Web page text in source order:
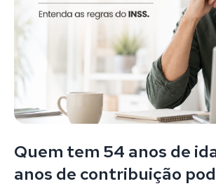
Quem tem 54 anos de
anos de contribuição